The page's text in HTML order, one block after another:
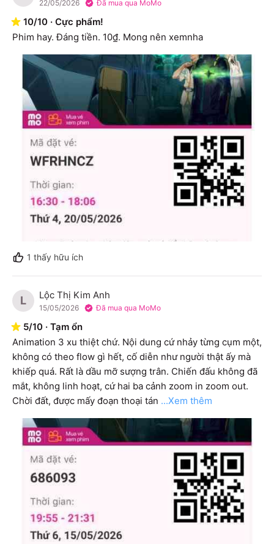
22/05/2026 Đã mua qua MoMo
10/10 · Cực phẩm!
Phim hay. Đáng tiền. 10₫. Mong nên xemnha
1 thấy hữu ích
L Lộc Thị Kim Anh
15/05/2026 Đã mua qua MoMo
5/10 · Tạm ổn
Animation 3 xu thiệt chứ. Nội dung cứ nhảy từng cụm một,
không có theo flow gì hết, cố diễn như người thật ấy mà
khiếp quá. Rất là dầu mỡ sượng trân. Chiến đấu không đã
mắt, không linh hoạt, cứ hai ba cảnh zoom in zoom out.
Chời đất, được mấy đoạn thoại tán ...Xem thêm